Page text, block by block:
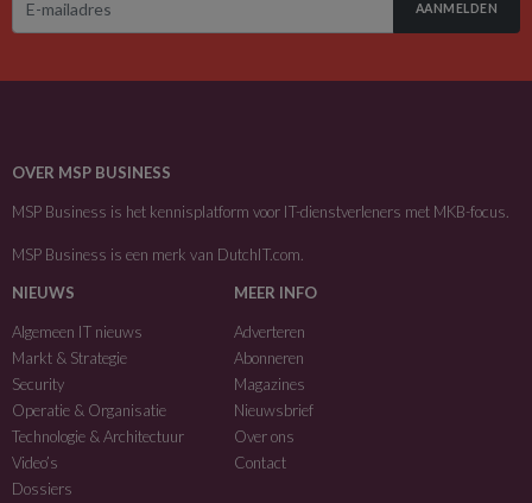
AANMELDEN
OVER MSP BUSINESS
MSP Business is het kennisplatform voor IT-dienstverleners met MKB-focus.
MSP Business is een merk van DutchIT.com
NIEUWS
Algemeen IT nieuws
Markt & Strategie
Security
Operatie & Organisatie
Technologie & Architectuur
Video’s
Dossiers
MEER INFO
Adverteren
Abonneren
Magazines
Nieuwsbrief
Over ons
Contact